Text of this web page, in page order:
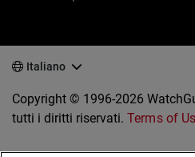
Italiano
Copyright © 1996-2026
tutti i diritti riservati.Terms of